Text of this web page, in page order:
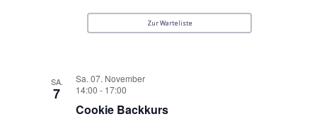
Zur Warteliste
SA.
7
Sa. 07. November
14:00 - 17:00
Cookie Backkurs